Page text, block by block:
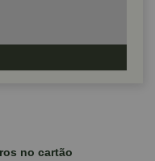
no cartão